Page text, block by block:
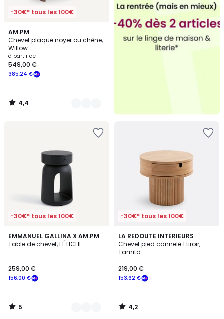
-30€* tous les 100€
AM.PM
Chevet plaqué noyer ou chêne,
Willow
à partir de
385,24 €
549,00 €
4,4
/ 5
2
Couleurs
4,4
/
-30€* tous les 100€
EMMANUEL GALLINA X AM.PM
Table de chevet, FÉTICHE
156,00 €
259,00 €
5
/
4
Couleurs
5
/
-30€* tous les 100€
LA REDOUTE INTERIEURS
Chevet pied cannelé 1 tiroir,
Tamita
153,62 €
219,00 €
4,2
/ 5
4,2
/